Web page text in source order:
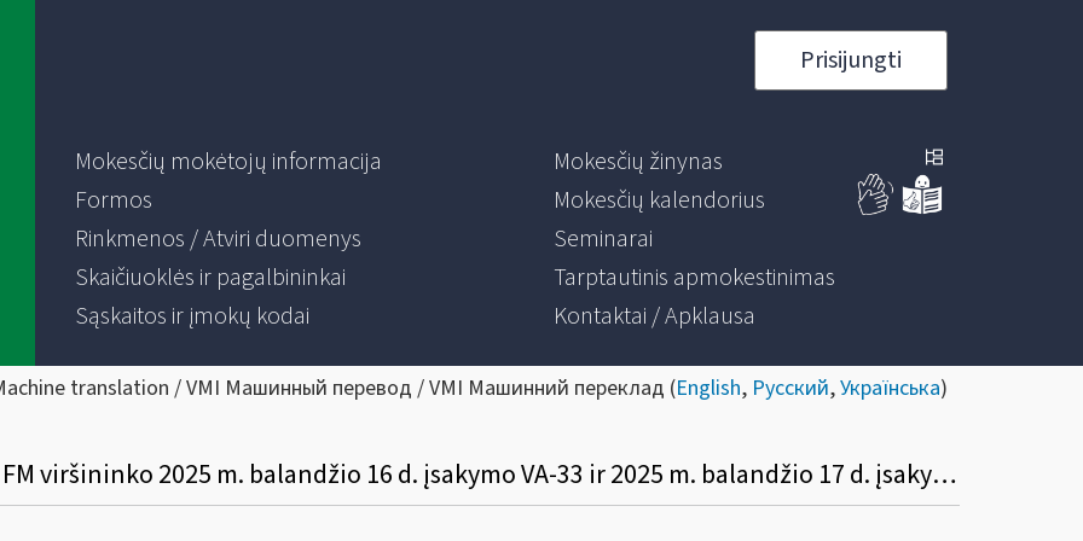
Prisijungti
Mokesčių mokėtojų informacija
Formos
Rinkmenos / Atviri duomenys
Skaičiuoklės ir pagalbininkai
Sąskaitos ir įmokų kodai
Mokesčių žinynas
Mokesčių kalendorius
Seminarai
Tarptautinis apmokestinimas
Kontaktai / Apklausa
translation / VMI Машинный перевод / VMI Машинний переклад (English, Русский,Українська)
Informacinis pranešimas dėl VMI prie FM viršininko 2025 m. balandžio 16 d. įsakymo VA-33 ir 2025 m. balandžio 17 d. įsakymo VA-35